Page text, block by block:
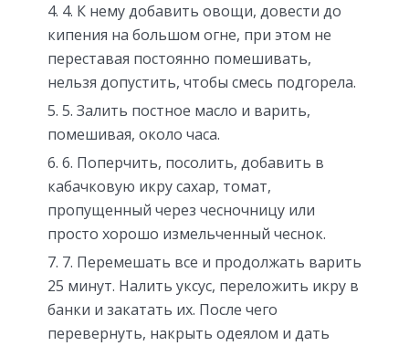
4. К нему добавить овощи, довести до
кипения на большом огне, при этом не
переставая постоянно помешивать,
нельзя допустить, чтобы смесь подгорела.
5. Залить постное масло и варить,
помешивая, около часа.
6. Поперчить, посолить, добавить в
кабачковую икру сахар, томат,
пропущенный через чесночницу или
просто хорошо измельченный чеснок.
7. Перемешать все и продолжать варить
25 минут. Налить уксус, переложить икру в
банки и закатать их. После чего
перевернуть, накрыть одеялом и дать